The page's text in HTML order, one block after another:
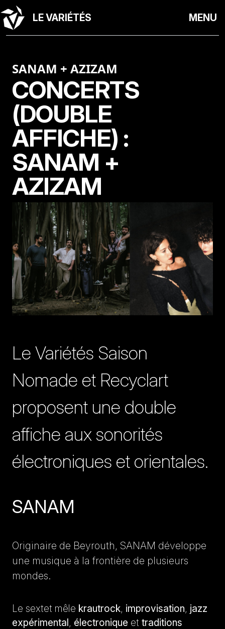
LE VARIÉTÉS MENU
SANAM + AZIZAM
CONCERTS
(DOUBLE
AFFICHE) :
SANAM +
AZIZAM
Le Variétés Saison
Nomade et Recyclart
proposent une double
affiche aux sonorités
électroniques et orientales.
SANAM
Originaire de Beyrouth, SANAM développe
une musique à la frontière de plusieurs
mondes.
Le sextet mêle krautrock, improvisation, jazz
expérimental, électronique et traditions